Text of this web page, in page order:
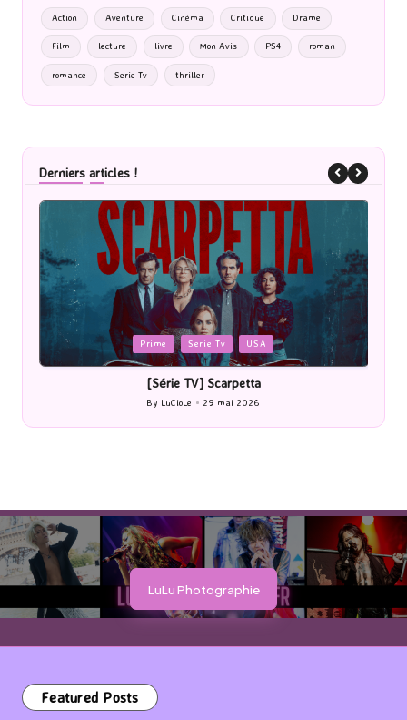
Action Aventure Cinéma Critique Drame
Film lecture livre Mon Avis PS4 roman
romance Serie Tv thriller
Derniers articles !
Posted
in
Cinéma
[Cinéma] Les Rayons et des ombres
Posted
by
By LuCioLe 27 mai 2026
LuLu Photographie
Featured Posts